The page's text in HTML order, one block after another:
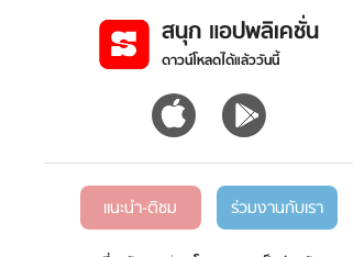
สนุก แอปพลิเคชั่น
ดาวน์โหลดได้แล้ววันนี้
แนะนำ-ติชม ร่วมงานกับเรา